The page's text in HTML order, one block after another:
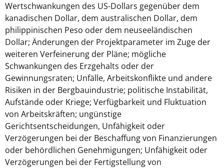
Wertschwankungen des US-Dollars gegenüber dem
kanadischen Dollar, dem australischen Dollar, dem
philippinischen Peso oder dem neuseeländischen
Dollar; Änderungen der Projektparameter im Zuge der
weiteren Verfeinerung der Pläne; mögliche
Schwankungen des Erzgehalts oder der
Gewinnungsraten; Unfälle, Arbeitskonflikte und andere
Risiken in der Bergbauindustrie; politische Instabilität,
Aufstände oder Kriege; Verfügbarkeit und Fluktuation
von Arbeitskräften; ungünstige
Gerichtsentscheidungen, Unfähigkeit oder
Verzögerungen bei der Beschaffung von Finanzierungen
oder behördlichen Genehmigungen; Unfähigkeit oder
Verzögerungen bei der Fertigstellung von